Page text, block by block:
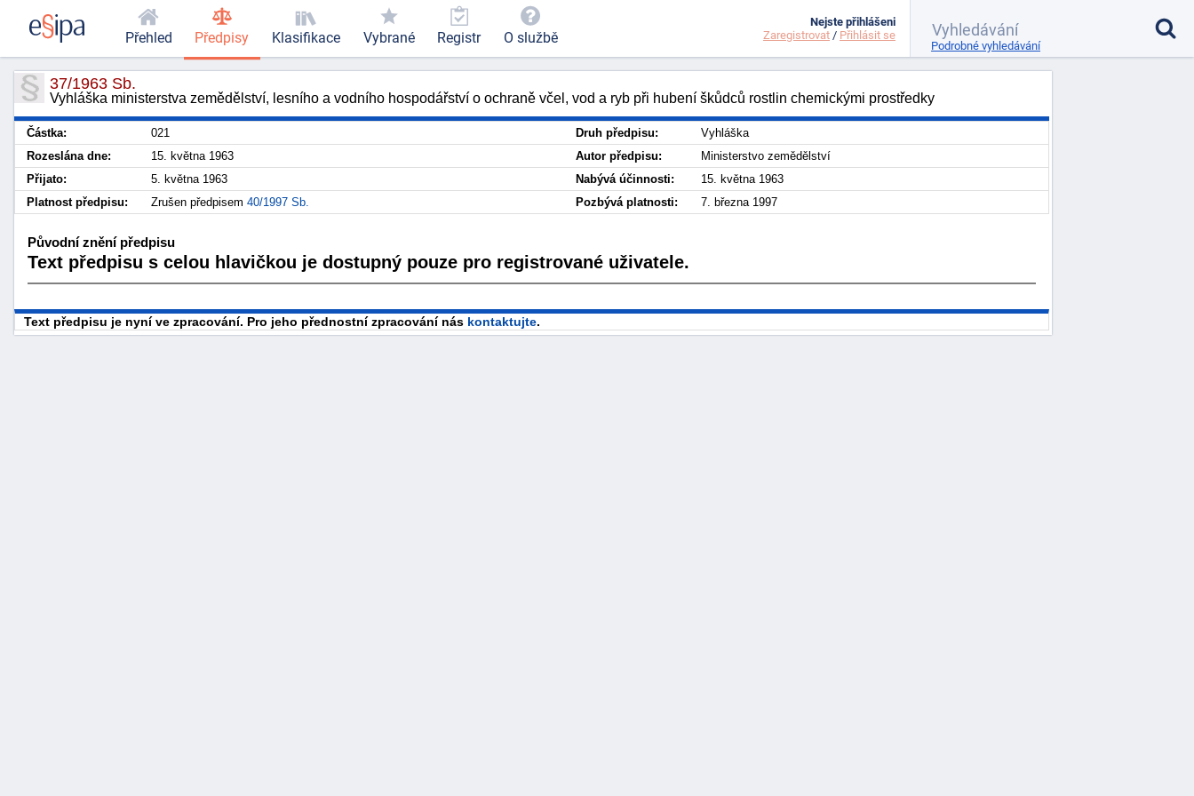
37/1963 Sb.
Vyhláška ministerstva zemědělství, lesního a vodního hospodářství o ochraně včel, vod a ryb při hubení škůdců rostlin chemickými prostředky
Částka: 021 Druh předpisu:
Vyhláška
Rozeslána dne:
15. května 1963 Autor předpisu:
Ministerstvo zemědělství
Přijato:
5. května 1963 Nabývá účinnosti:
15. května 1963
Platnost předpisu:
Zrušen předpisem 40/1997 Sb. Pozbývá platnosti: 7. března 1997
Původní znění předpisu
Text předpisu s celou hlavičkou je dostupný pouze pro registrované uživatele.
Text předpisu je nyní ve zpracování. Pro jeho přednostní zpracování nás kontaktujte.
Přehled Předpisy Klasifikace Vybrané Registr O službě
Nejste přihlášeni
Zaregistrovat / Přihlásit se
Podrobné vyhledávání